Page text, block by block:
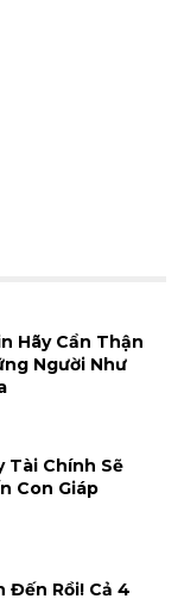
Hãy Cẩn Thận
Người Như
Tài Chính Sẽ
Con Giáp
Đến Rồi! Cả 4